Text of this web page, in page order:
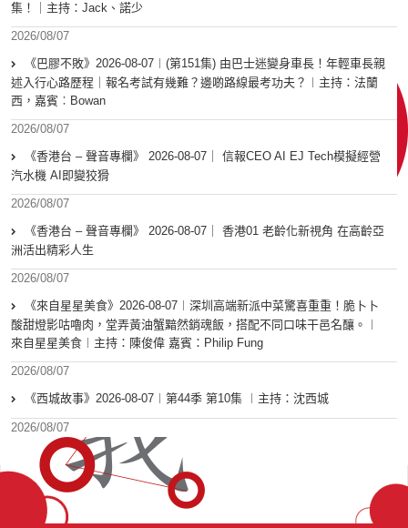
集！｜主持：Jack、諾少
2026/08/07
《巴膠不敗》2026-08-07︱(第151集) 由巴士迷變身車長！年輕車長親
述入行心路歷程｜報名考試有幾難？邊啲路線最考功夫？︱主持：法蘭
西，嘉賓︰Bowan
2026/08/07
《香港台 – 聲音專欄》 2026-08-07｜ 信報CEO AI EJ Tech模擬經營
汽水機 AI即變狡猾
2026/08/07
《香港台 – 聲音專欄》 2026-08-07｜ 香港01 老齡化新視角 在高齡亞
洲活出精彩人生
2026/08/07
《來自星星美食》2026-08-07︱深圳高端新派中菜驚喜重重！脆卜卜
酸甜燈影咕嚕肉，堂弄黃油蟹黯然銷魂飯，搭配不同口味干邑名釀。︱
來自星星美食︱主持：陳俊偉 嘉賓：Philip Fung
2026/08/07
《西城故事》2026-08-07︱第44季 第10集 ︱主持：沈西城
2026/08/07